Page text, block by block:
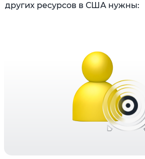
других ресурсов в США нужны: